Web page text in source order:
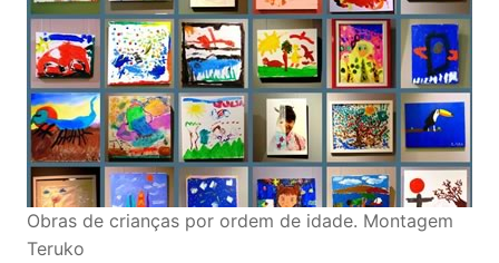
Obras de crianças por ordem de idade. Montagem
Teruko